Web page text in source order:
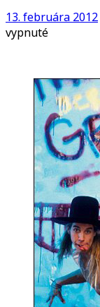
13. februára 2012
vypnuténa
Chili
Peppers
odohrali
prvý
koncert
pred
29
rokmi